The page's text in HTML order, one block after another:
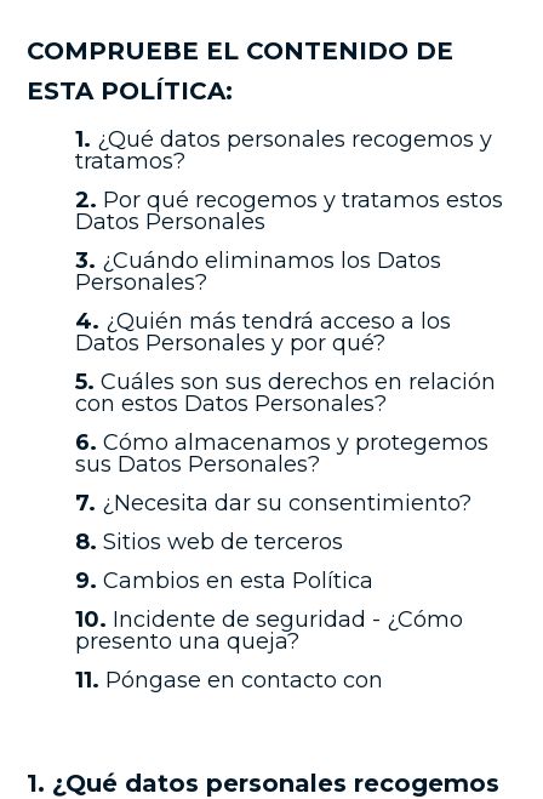
COMPRUEBE EL CONTENIDO DE
ESTA POLÍTICA:
1. ¿Qué datos personales recogemos y
tratamos?
2. Por qué recogemos y tratamos estos
Datos Personales
3. ¿Cuándo eliminamos los Datos
Personales?
4. ¿Quién más tendrá acceso a los
Datos Personales y por qué?
5. Cuáles son sus derechos en relación
con estos Datos Personales?
6. Cómo almacenamos y protegemos
sus Datos Personales?
7. ¿Necesita dar su consentimiento?
8. Sitios web de terceros
9.Cambios en esta Política
10. Incidente de seguridad - ¿Cómo
presento una queja?
11. Póngase en contacto con
1. ¿Qué datos personales recogemos